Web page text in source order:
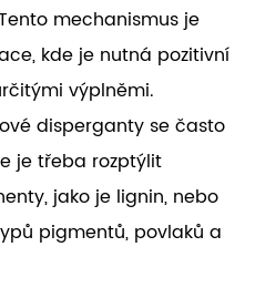
mechanismus je
kde je nutná pozitivní
výplněmi.
disperganty se často
je třeba rozptýlit
jako je lignin, nebo
pigmentů, povlaků a